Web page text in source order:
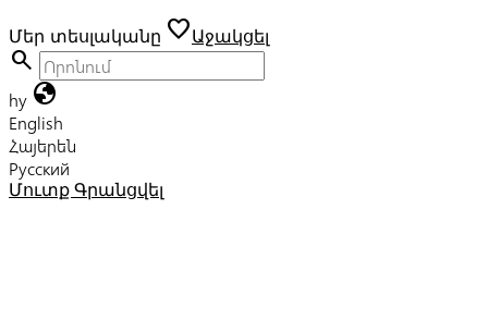
Մեր տեսլականը favoriteԱջակցել
search
hy globe
English
Հայերեն
Русский
Մուտք Գրանցվել